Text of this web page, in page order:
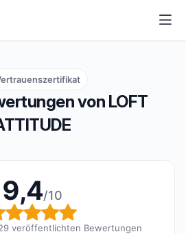
10
von LOFT
9,4/10
9,4
veröffentlichten Bewertungen